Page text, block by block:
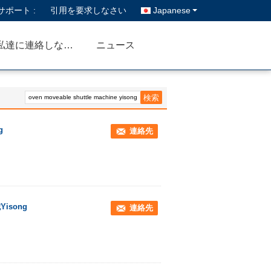
ポート : 引用を要求しなさい Japanese
私達に連絡しなさい ニュース
連絡先
Yisong 連絡先